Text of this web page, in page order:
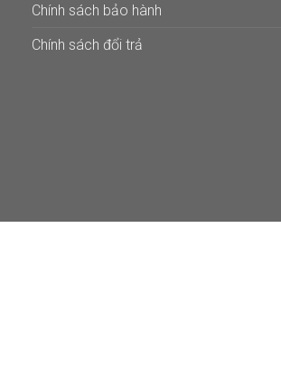
Chính sách bảo hành
Chính sách đổi trả